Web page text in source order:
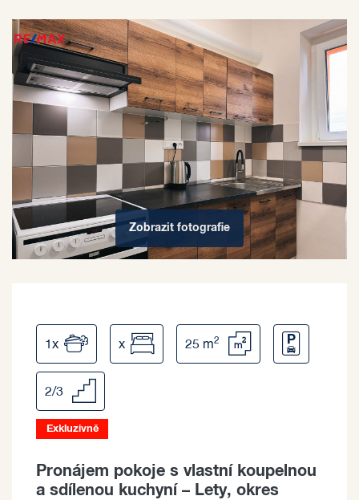
Zobrazit fotografie
1x x 25 m2
2/3
Exkluzivně
Pronájem pokoje s vlastní koupelnou
a sdílenou kuchyní – Lety, okres